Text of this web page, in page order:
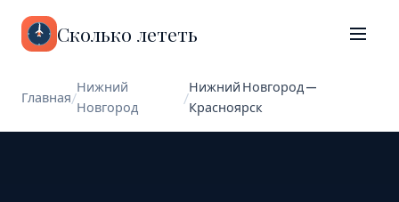
Сколько лететь
Главная/
Нижний
Новгород
/
Нижний Новгород —
Красноярск